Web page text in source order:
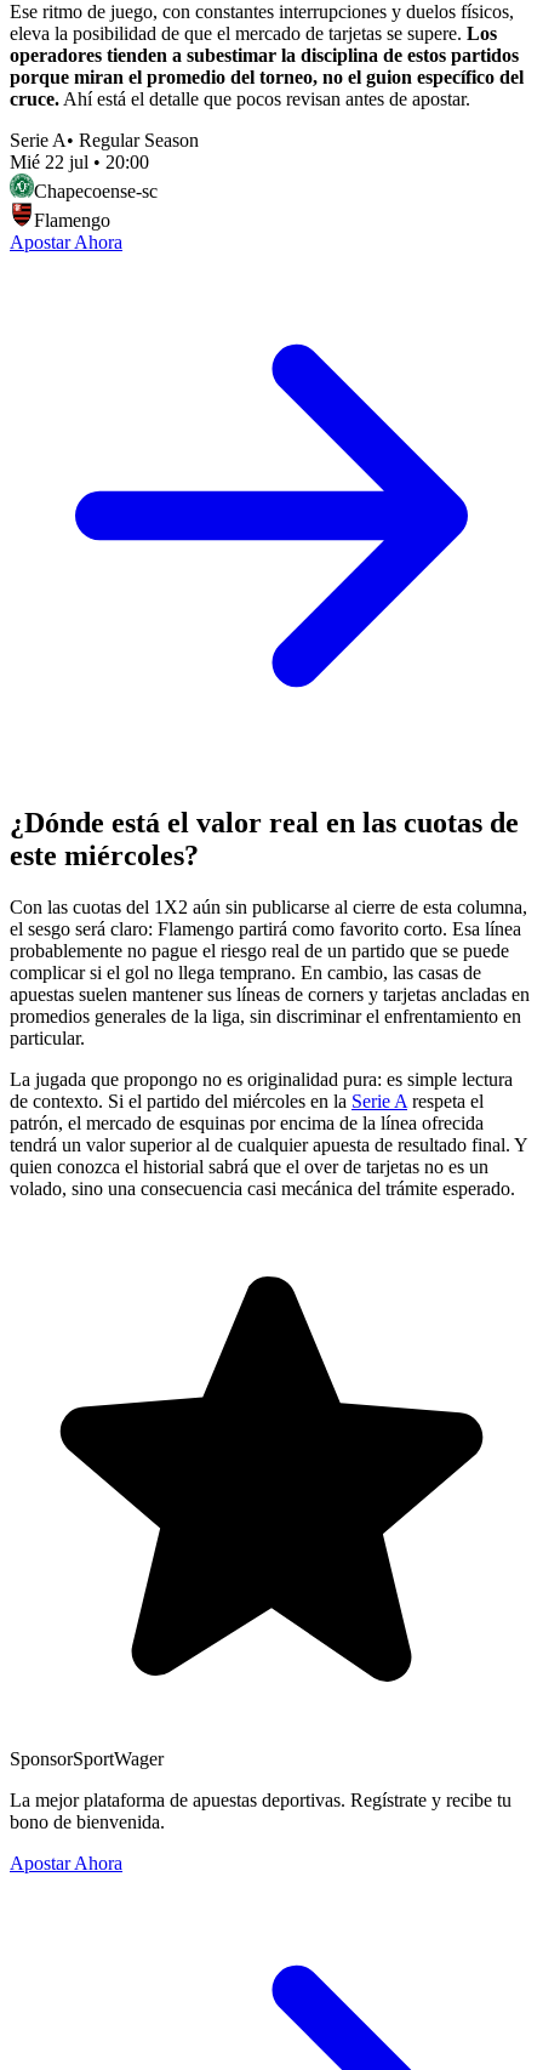
Ese ritmo de juego, con constantes interrupciones y duelos físicos,
eleva la posibilidad de que el mercado de tarjetas se supere. Los
operadores tienden a subestimar la disciplina de estos partidos
porque miran el promedio del torneo, no el guion específico del
cruce.Ahí está el detalle que pocos revisan antes de apostar.
Serie A• Regular Season
Mié 22 jul • 20:00
Chapecoense-sc
Flamengo
Apostar Ahora
¿Dónde está el valor real en las cuotas de
este miércoles?
Con las cuotas del 1X2 aún sin publicarse al cierre de esta columna,
el sesgo será claro: Flamengo partirá como favorito corto. Esa línea
probablemente no pague el riesgo real de un partido que se puede
complicar si el gol no llega temprano. En cambio, las casas de
apuestas suelen mantener sus líneas de corners y tarjetas ancladas en
promedios generales de la liga, sin discriminar el enfrentamiento en
particular.
La jugada que propongo no es originalidad pura: es simple lectura
de contexto. Si el partido del miércoles en la Serie A respeta el
patrón, el mercado de esquinas por encima de la línea ofrecida
tendrá un valor superior al de cualquier apuesta de resultado final. Y
quien conozca el historial sabrá que el over de tarjetas no es un
volado, sino una consecuencia casi mecánica del trámite esperado.
SponsorSportWager
La mejor plataforma de apuestas deportivas. Regístrate y recibe tu
bono de bienvenida.
Apostar Ahora